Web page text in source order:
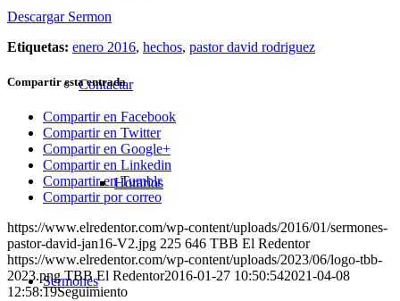
Contactar
Horarios
Sermones
Descargar Sermon
Etiquetas: enero 2016, hechos, pastor david rodriguez
Compartir esta entrada
Compartir en Facebook
Compartir en Twitter
Compartir en Google+
Compartir en Linkedin
Compartir en Tumblr
Compartir por correo
https://www.elredentor.com/wp-content/uploads/2016/01/sermones-
pastor-david-jan16-V2.jpg 225 646 TBB El Redentor
https://www.elredentor.com/wp-content/uploads/2023/06/logo-tbb-
2023.png TBB El Redentor2016-01-27 10:50:542021-04-08
12:58:19Seguimiento